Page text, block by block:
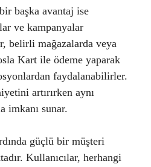
başka avantaj ise
ve kampanyalar
belirli mağazalarda veya
Kart ile ödeme yaparak
faydalanabilirler.
artırırken aynı
imkanı sunar.
güçlü bir müşteri
Kullanıcılar, herhangi